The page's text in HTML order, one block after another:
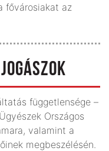
fővárosiakat az
függetlensége –
Országos
valamint a
megbeszélésén.